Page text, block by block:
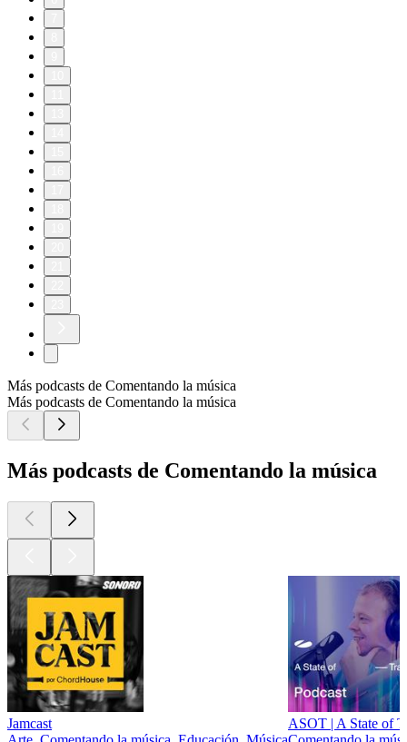
Más podcasts de Comentando la música
Más podcasts de Comentando la música
Más podcasts de Comentando la música
Jamcast
ASOT | A State of